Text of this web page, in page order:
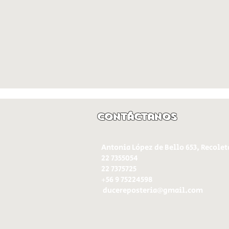
Contáctanos
Antonia López de Bello 653,
22 7355054
22 7375725
+56 9 75224598
ducereposteria@gmail.com